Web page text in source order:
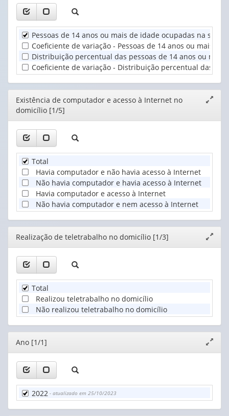
I...
(1)
Unidade
Territorial
(1)
Realização
de
teletrabalho
no
domicíl...
(1)
Pessoas de 14 anos ou mais de idade ocupadas na
Coeficiente de variação - Pessoas de 14 anos ou mais
Distribuição percentual das pessoas de 14 anos ou
Coeficiente de variação - Distribuição percentual das
Editor
Existência de computador e acesso à Internet no
domicílio [1/5]
Total
Havia computador e não havia acesso à Internet
Não havia computador e havia acesso à Internet
Havia computador e acesso à Internet
Não havia computador e nem acesso à Internet
Editor
janela
Realização de teletrabalho no domicílio [1/3]
Total
Realizou teletrabalho no domicílio
Não realizou teletrabalho no domicílio
Editor
janela
Ano [1/1]
2022 - atualizado em 25/10/2023